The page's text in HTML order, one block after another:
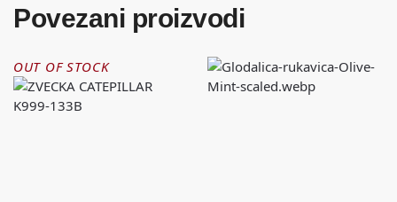
Povezani proizvodi
OUT OF STOCK